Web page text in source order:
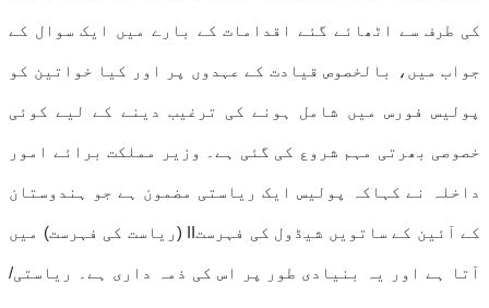
کی طرف سے اٹھائے گئے اقدامات کے بارے میں ایک سوال کے
جواب میں، بالخصوص قیادت کے عہدوں پر اور کیا خواتین کو
پولیس فورس میں شامل ہونے کی ترغیب دینے کے لیے کوئی
خصوصی بھرتی مہم شروع کی گئی ہے۔ وزیر مملکت برائے امور
داخلہ نے کہاکہ پولیس ایک ریاستی مضمون ہے جو ہندوستان
کے آئین کے ساتویں شیڈول کی فہرستII (ریاست کی فہرست) میں
آتا ہے اور یہ بنیادی طور پر اس کی ذمہ داری ہے۔ ریاستی/